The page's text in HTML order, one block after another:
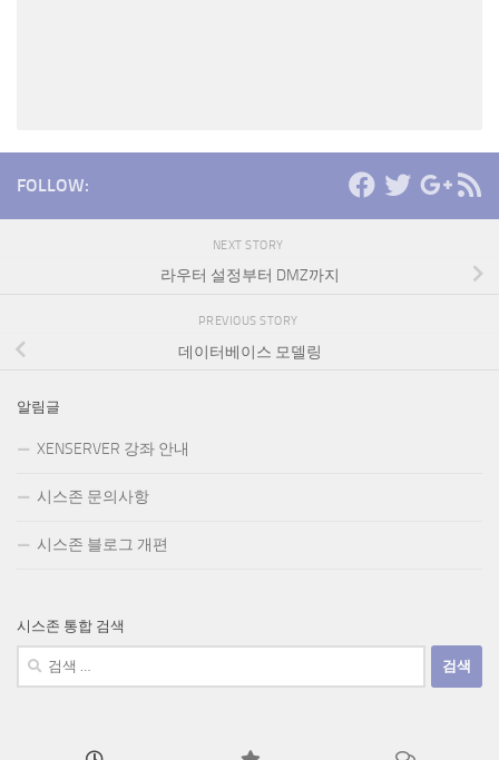
FOLLOW:
NEXT STORY
라우터 설정부터 DMZ까지
PREVIOUS STORY
데이터베이스 모델링
알림글
XENSERVER 강좌 안내
시스존 문의사항
시스존 블로그 개편
시스존 통합 검색
검